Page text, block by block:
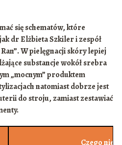
się schematów, które
dr Elżbieta Szkileri zespół
W pielęgnacji skóry lepiej
substancjewokół srebra
„mocnym” produktem
natomiast dobrze jest
do stroju, zamiast zestawiać
Czego nie